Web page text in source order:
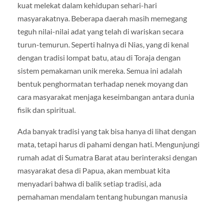
kuat melekat dalam kehidupan sehari-hari
masyarakatnya. Beberapa daerah masih memegang
teguh nilai-nilai adat yang telah di wariskan secara
turun-temurun. Seperti halnya di Nias, yang di kenal
dengan tradisi lompat batu, atau di Toraja dengan
sistem pemakaman unik mereka. Semua ini adalah
bentuk penghormatan terhadap nenek moyang dan
cara masyarakat menjaga keseimbangan antara dunia
fisik dan spiritual.
Ada banyak tradisi yang tak bisa hanya di lihat dengan
mata, tetapi harus di pahami dengan hati. Mengunjungi
rumah adat di Sumatra Barat atau berinteraksi dengan
masyarakat desa di Papua, akan membuat kita
menyadari bahwa di balik setiap tradisi, ada
pemahaman mendalam tentang hubungan manusia